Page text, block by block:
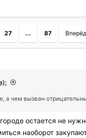
27 ... 87 Вперёд
а чем вызван
остается не
наоборот